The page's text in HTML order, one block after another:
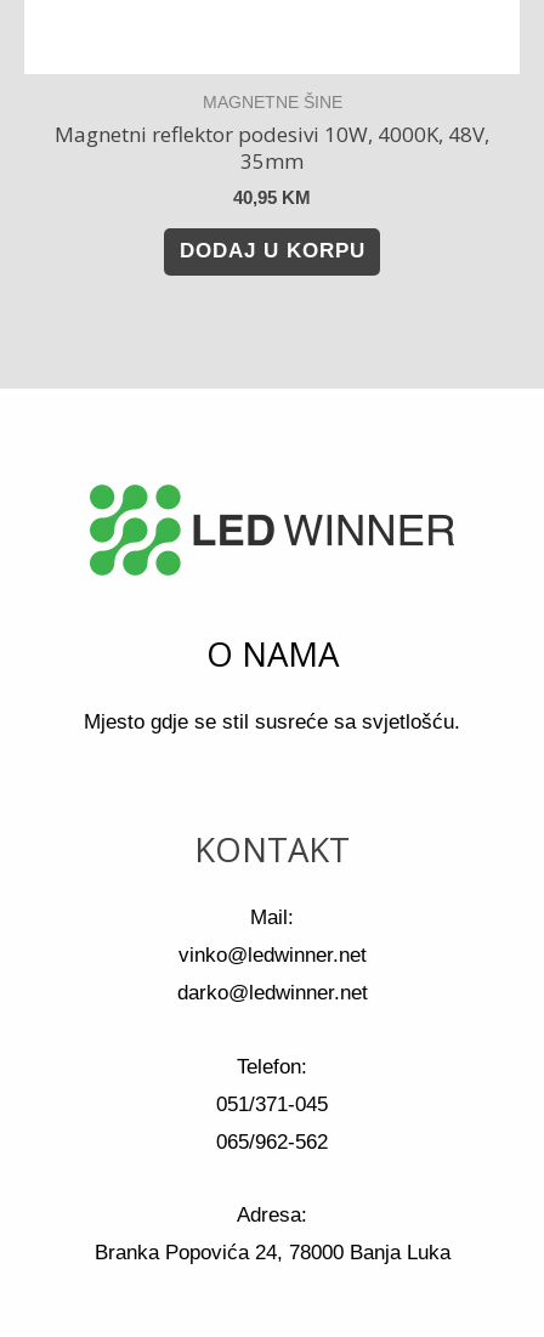
MAGNETNE ŠINE
Magnetni reflektor podesivi 10W, 4000K, 48V,
35mm
40,95 KM
DODAJ U KORPU
O NAMA
Mjesto gdje se stil susreće sa svjetlošću.
KONTAKT
Mail:
vinko@ledwinner.net
darko@ledwinner.net
Telefon:
051/371-045
065/962-562
Adresa:
Branka Popovića 24, 78000 Banja Luka